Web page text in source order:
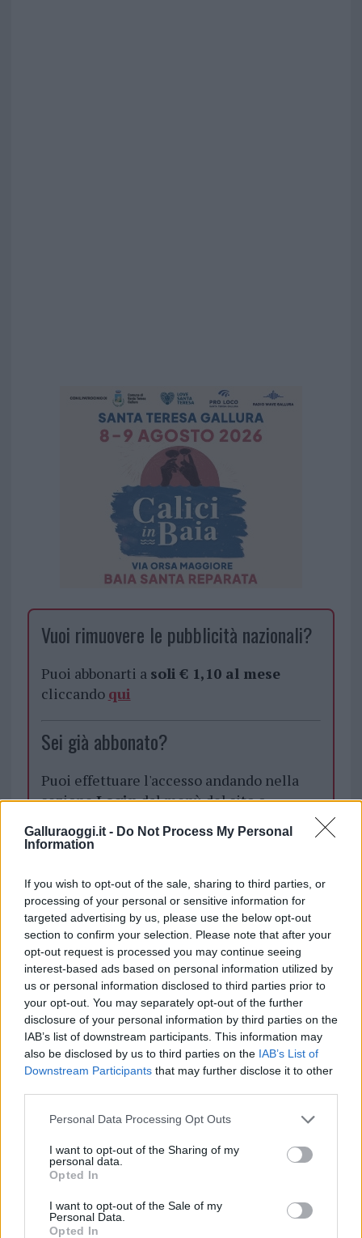
Galluraoggi.it - Do Not Process My Personal
Information
If you wish to opt-out of the sale, sharing to third parties, or
processing of your personal or sensitive information for
targeted advertising by us, please use the below opt-out
section to confirm your selection. Please note that after your
opt-out request is processed you may continue seeing
interest-based ads based on personal information utilized by
us or personal information disclosed to third parties prior to
your opt-out. You may separately opt-out of the further
disclosure of your personal information by third parties on the
IAB’s list of downstream participants. This information may
also be disclosed by us to third parties on the IAB’s List of
Downstream Participants that may further disclose it to other
Please note that this website/app uses one or more Google
not limited to your visit or usage behaviour. You may click to
grant or deny consent to Google and its third-party tags to
use your data for below specified purposes in below Google
consent section.
Personal Data Processing Opt Outs
I want to opt-out of the Sharing of my
personal data.
Opted In
I want to opt-out of the Sale of my
Personal Data.
Opted In
Vuoi rimuovere le pubblicità nazionali?
Puoi abbonarti a soli € 1,10 al mese
cliccando qui
Sei già abbonato?
Puoi effettuare l'accesso andando nella
sezioneLogindal menù del sito o
TEMI: Auchan Olbia Sciopero Auchan Olbia
Inviaci le tue segnalazioni,
i tuoi video e le tue foto
Su WhatsApp al numero +39
345 356 7512
Notizie in tempo reale?
Entra nel canale telegram di